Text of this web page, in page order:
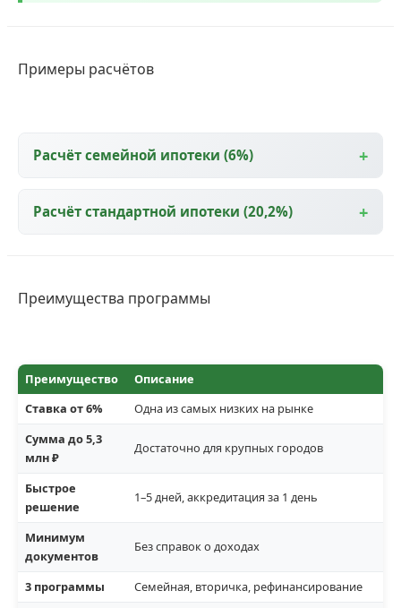
Примеры расчётов
Расчёт семейной ипотеки (6%)
Расчёт стандартной ипотеки (20,2%)
Преимущества программы
Преимущество
Описание
Ставка от 6%
Одна из самых низких на рынке
Сумма до 5,3
млн ₽
Достаточно для крупных городов
Быстрое
решение
1–5 дней, аккредитация за 1 день
Минимум
документов
Без справок о доходах
3 программы
Семейная, вторичка, рефинансирование